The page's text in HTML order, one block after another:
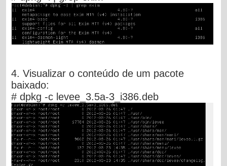
4. Visualizar o conteúdo de um pacote
baixado:
# dpkg -c levee_3.5a-3_i386.deb